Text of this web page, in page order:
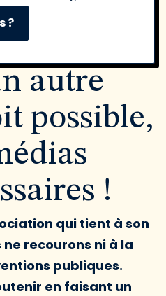
?
autre
possible,
!
qui tient à son
recourons ni à la
publiques.
en faisant un